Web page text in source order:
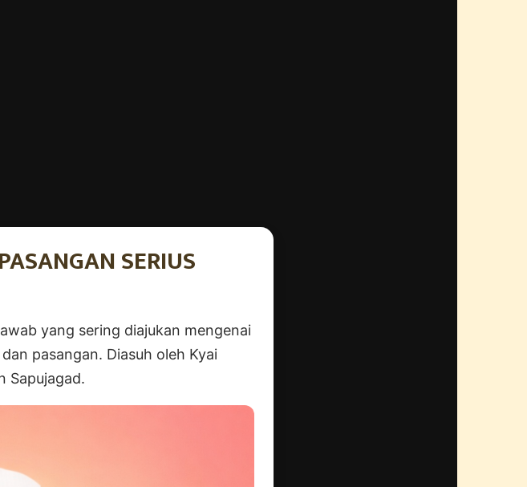
SERIUS
yang sering diajukan mengenai
pasangan. Diasuh oleh Kyai
Sapujagad.